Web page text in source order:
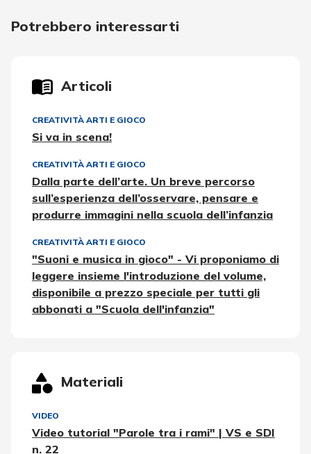
Potrebbero interessarti
Articoli
CREATIVITÀ ARTI E GIOCO
Si va in scena!
CREATIVITÀ ARTI E GIOCO
Dalla parte dell’arte. Un breve percorso
sull’esperienza dell’osservare, pensare e
produrre immagini nella scuola dell’infanzia
CREATIVITÀ ARTI E GIOCO
"Suoni e musica in gioco" - Vi proponiamo di
leggere insieme l'introduzione del volume,
disponibile a prezzo speciale per tutti gli
abbonati a "Scuola dell'infanzia"
Materiali
VIDEO
Video tutorial "Parole tra i rami" | VS e SDI
n. 22